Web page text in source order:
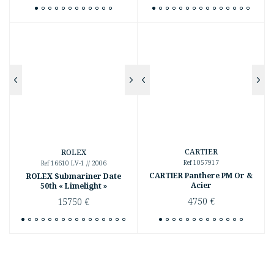
ROLEX
Ref 16610 LV-1 // 2006
ROLEX Submariner Date
50th « Limelight »
15750 €
CARTIER
Ref 1057917
CARTIER Panthere PM Or &
Acier
4750 €